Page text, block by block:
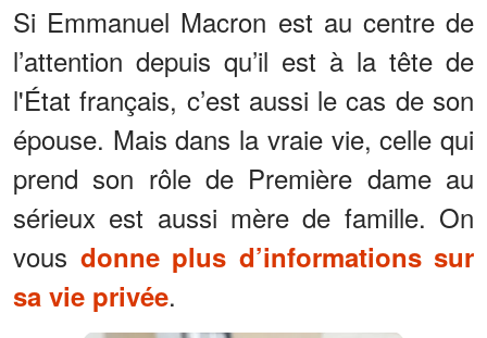
Si Emmanuel Macron est au centre de
l’attention depuis qu’il est à la tête de
l'État français, c’est aussi le cas de son
épouse. Mais dans la vraie vie, celle qui
prend son rôle de Première dame au
sérieux est aussi mère de famille. On
vous donne plus d’informations sur
sa vie privée.